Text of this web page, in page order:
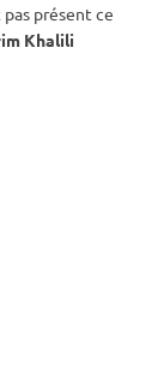
pas présent ce
Khalili